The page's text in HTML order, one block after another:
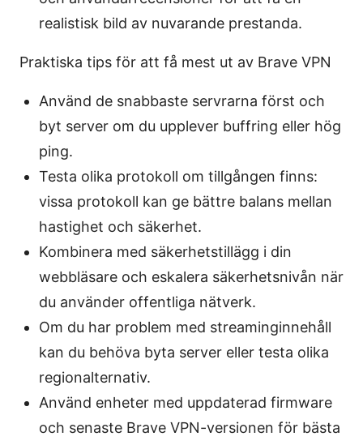
realistisk bild av nuvarande prestanda.
Praktiska tips för att få mest ut av Brave VPN
Använd de snabbaste servrarna först och
byt server om du upplever buffring eller hög
ping.
Testa olika protokoll om tillgången finns:
vissa protokoll kan ge bättre balans mellan
hastighet och säkerhet.
Kombinera med säkerhetstillägg i din
webbläsare och eskalera säkerhetsnivån när
du använder offentliga nätverk.
Om du har problem med streaminginnehåll
kan du behöva byta server eller testa olika
regionalternativ.
Använd enheter med uppdaterad firmware
och senaste Brave VPN-versionen för bästa